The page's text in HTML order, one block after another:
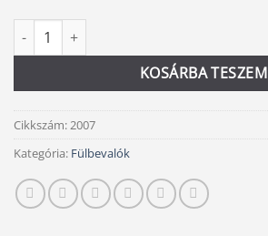
Kagyló fülbevaló - csepp mennyiség
KOSÁRBA TESZEM
Alternative:
Cikkszám:2007
Kategória: Fülbevalók